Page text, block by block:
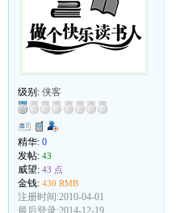
级别: 侠客
精华: 0
发帖: 43
威望: 43 点
金钱: 430 RMB
注册时间:2010-04-01